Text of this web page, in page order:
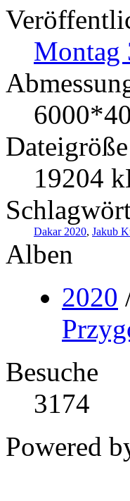
Montag
Dateigröße
19204
Dakar 2020, Jakub
Alben
2020
Besuche
3174
Powered